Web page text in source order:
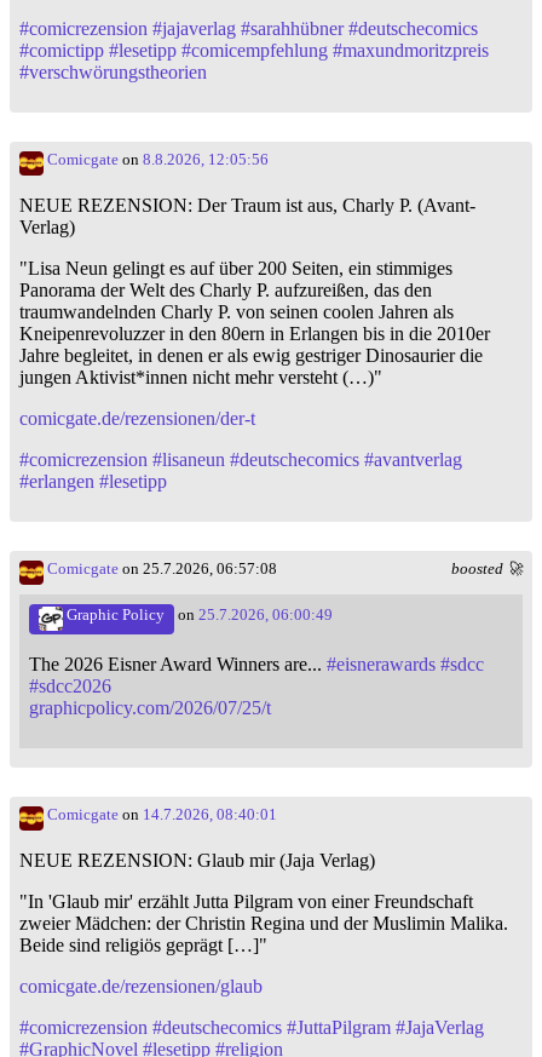
#comicrezension #jajaverlag #sarahhübner #deutschecomics
#comictipp #lesetipp #comicempfehlung #maxundmoritzpreis
#verschwörungstheorien
Comicgate on 8.8.2026, 12:05:56
NEUE REZENSION: Der Traum ist aus, Charly P. (Avant-
Verlag)
"Lisa Neun gelingt es auf über 200 Seiten, ein stimmiges
Panorama der Welt des Charly P. aufzureißen, das den
traumwandelnden Charly P. von seinen coolen Jahren als
Kneipenrevoluzzer in den 80ern in Erlangen bis in die 2010er
Jahre begleitet, in denen er als ewig gestriger Dinosaurier die
jungen Aktivist*innen nicht mehr versteht (…)"
comicgate.de/rezensionen/der-t
#comicrezension #lisaneun #deutschecomics #avantverlag
#erlangen #lesetipp
boosted 🚀
Comicgate on 25.7.2026, 06:57:08
Graphic Policy on 25.7.2026, 06:00:49
The 2026 Eisner Award Winners are... #eisnerawards #sdcc
#sdcc2026
graphicpolicy.com/2026/07/25/t
Comicgate on 14.7.2026, 08:40:01
NEUE REZENSION: Glaub mir (Jaja Verlag)
"In 'Glaub mir' erzählt Jutta Pilgram von einer Freundschaft
zweier Mädchen: der Christin Regina und der Muslimin Malika.
Beide sind religiös geprägt […]"
comicgate.de/rezensionen/glaub
#comicrezension #deutschecomics #JuttaPilgram #JajaVerlag
#GraphicNovel #lesetipp #religion